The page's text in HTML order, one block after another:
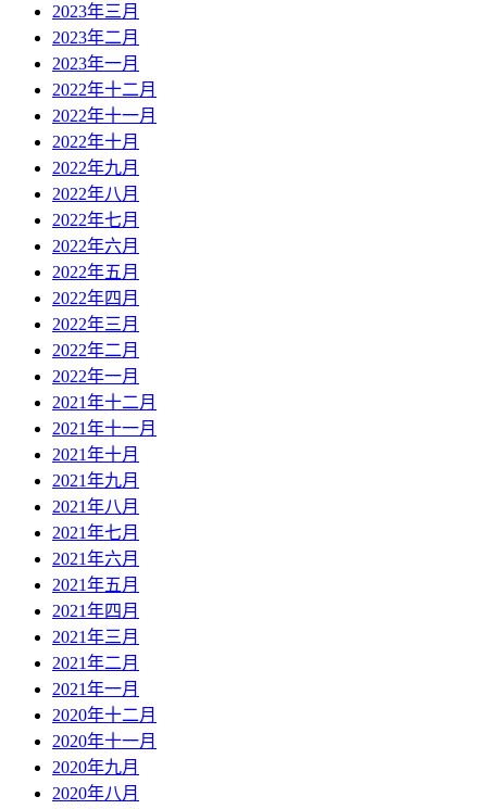
2023年三月
2023年二月
2023年一月
2022年十二月
2022年十一月
2022年十月
2022年九月
2022年八月
2022年七月
2022年六月
2022年五月
2022年四月
2022年三月
2022年二月
2022年一月
2021年十二月
2021年十一月
2021年十月
2021年九月
2021年八月
2021年七月
2021年六月
2021年五月
2021年四月
2021年三月
2021年二月
2021年一月
2020年十二月
2020年十一月
2020年九月
2020年八月